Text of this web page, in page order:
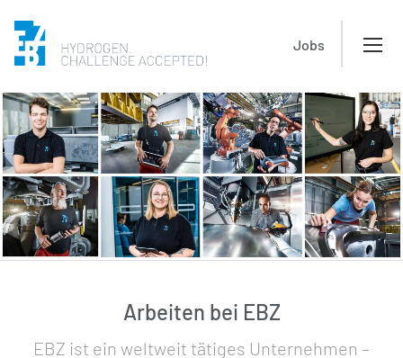
Jobs
Arbeiten bei EBZ
EBZ ist ein weltweit tätiges Unternehmen –